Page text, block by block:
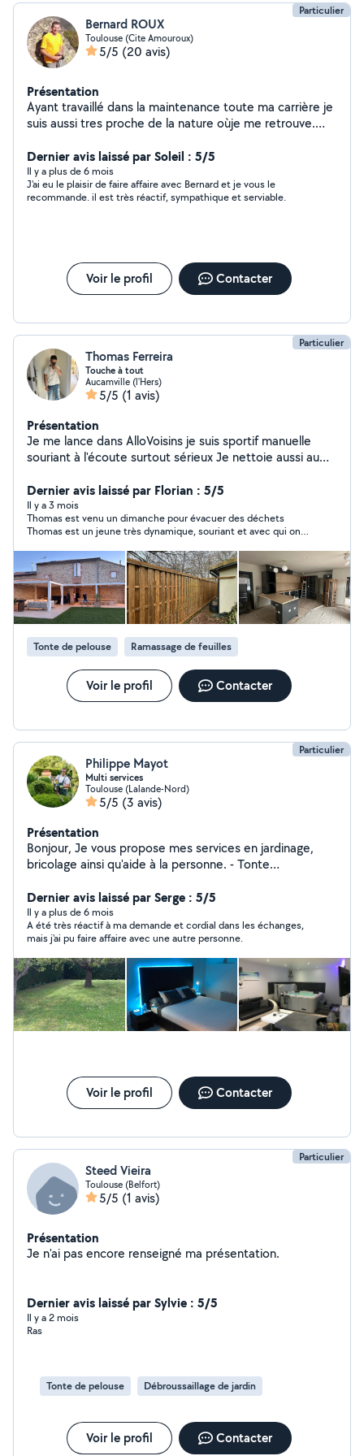
Particulier
Bernard ROUX
Toulouse (Cite Amouroux)
5/5 (20 avis)
Présentation
Ayant travaillé dans la maintenance toute ma carrière je
suis aussi tres proche de la nature oùje me retrouve.
Dernier avis laissé par Soleil : 5/5
Il y a plus de 6 mois
J'ai eu le plaisir de faire affaire avec Bernard et je vous le
recommande. il est très réactif, sympathique et serviable.
Voir le profil Contacter
Particulier
Thomas Ferreira
Touche à tout
Aucamville (l'Hers)
5/5 (1 avis)
Présentation
Je me lance dans AlloVoisins je suis sportif manuelle
souriant à l'écoute surtout sérieux Je nettoie aussi au
Dernier avis laissé par Florian : 5/5
Il y a 3 mois
Thomas est venu un dimanche pour évacuer des déchets
Thomas est un jeune très dynamique, souriant et avec qui on
recommande les yeux fermés
Tonte de pelouse Ramassage de feuilles
Voir le profil Contacter
Particulier
Philippe Mayot
Multi services
Toulouse (Lalande-Nord)
5/5 (3 avis)
Présentation
Bonjour, Je vous propose mes services en jardinage,
bricolage ainsi qu'aide à la personne. - Tonte
karcher - Montage/Démontage de meubles - Pose
tableau, étagères, tringles à rideaux...etc - Peinture -
Aménagement - Courses - Etc Restant à votre
disposition, n'hésitez pas à me contacter pour toutes
demandes de renseignements. Bien à vous Philippe
Dernier avis laissé par Serge : 5/5
Il y a plus de 6 mois
A été très réactif à ma demande et cordial dans les échanges,
mais j'ai pu faire affaire avec une autre personne.
Voir le profil Contacter
Particulier
Steed Vieira
Toulouse (Belfort)
5/5 (1 avis)
Présentation
Je n'ai pas encore renseigné ma présentation.
Dernier avis laissé par Sylvie : 5/5
Il y a 2 mois
Ras
Tonte de pelouse Débroussaillage de jardin
Voir le profil Contacter